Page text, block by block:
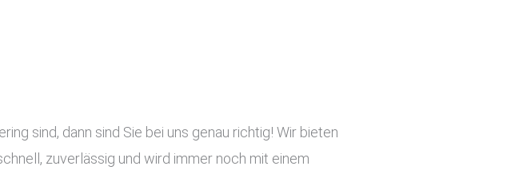
sind, dann sind Sie bei uns genau richtig! Wir bieten
zuverlässig und wird immer noch mit einem